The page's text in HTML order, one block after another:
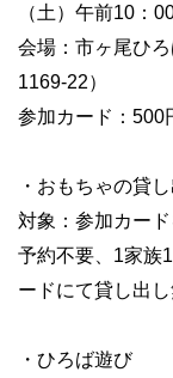
（土）午前10：
会場：市ヶ尾ひ
1169-22）
参加カード：500
・おもちゃの貸
対象：参加カー
予約不要、1家族
ードにて貸し出
・ひろば遊び